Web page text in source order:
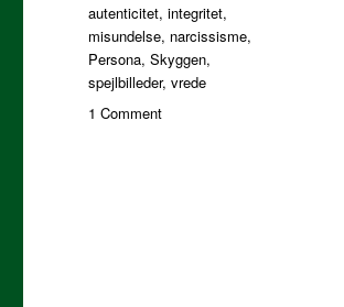
Tags
autenticitet,integritet,
misundelse, narcissisme,
Persona,Skyggen,
spejlbilleder,vrede
1 Commenton